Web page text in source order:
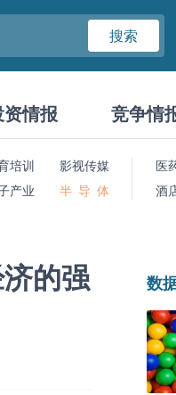
搜索
资情报 竞争情
培训
影视传媒
产业 半 导 体
医
酒
的强
数